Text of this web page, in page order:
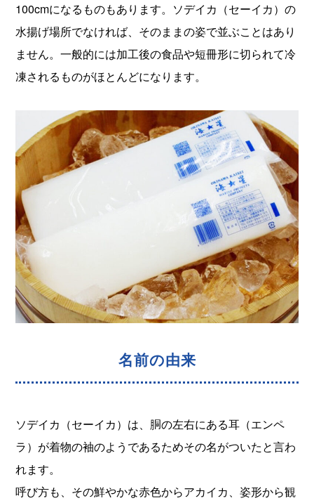
100cmになるものもあります。ソデイカ（セーイカ）の
水揚げ場所でなければ、そのままの姿で並ぶことはあり
ません。一般的には加工後の食品や短冊形に切られて冷
凍されるものがほとんどになります。
名前の由来
ソデイカ（セーイカ）は、胴の左右にある耳（エンペ
ラ）が着物の袖のようであるためその名がついたと言わ
れます。
呼び方も、その鮮やかな赤色からアカイカ、姿形から観